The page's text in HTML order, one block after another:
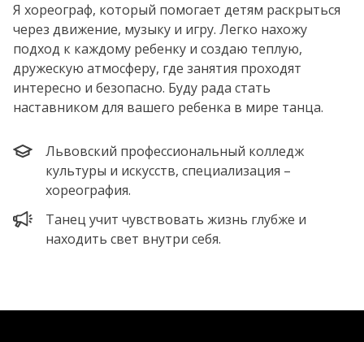
Я хореограф, который помогает детям раскрыться
через движение, музыку и игру. Легко нахожу
подход к каждому ребенку и создаю теплую,
дружескую атмосферу, где занятия проходят
интересно и безопасно. Буду рада стать
наставником для вашего ребенка в мире танца.
Львовский профессиональный колледж
культуры и искусств, специализация –
хореография.
Танец учит чувствовать жизнь глубже и
находить свет внутри себя.